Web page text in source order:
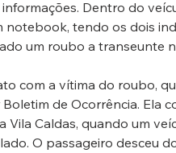
Dentro do
notebook, tendo os dois
um roubo a transeunte
com a vítima do roubo,
de Ocorrência. Ela
Vila Caldas, quando um
O passageiro desceu